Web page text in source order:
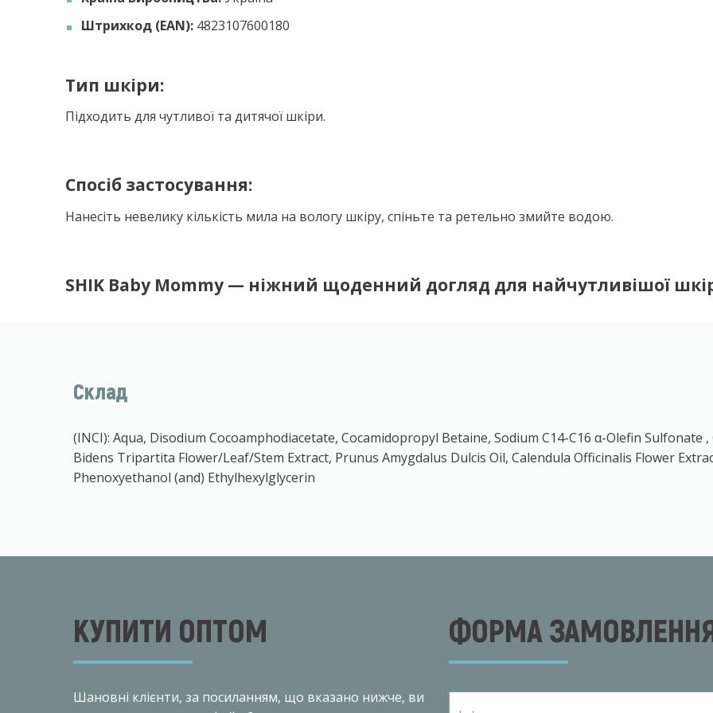
Штрихкод (EAN): 4823107600180
Тип шкіри:
Підходить для чутливої та дитячої шкіри.
Спосіб застосування:
Нанесіть невелику кількість мила на вологу шкіру, спіньте та ретельно змийте водою.
SHIK Baby Mommy — ніжний щоденний догляд для найчутливішої
Склад
(INCI): Aqua, Disodium Cocoamphodiacetate, Cocamidopropyl Betaine, Sodium C14-C16 α-Olefin Sulfonate
Bidens Tripartita Flower/Leaf/Stem Extract, Prunus Amygdalus Dulcis Oil, Calendula Officinalis Flower
Phenoxyethanol (and) Ethylhexylglycerin
КУПИТИ ОПТОМ
Шановнi клiєнти, за посиланням, що вказано нижче, ви
ФОРМА